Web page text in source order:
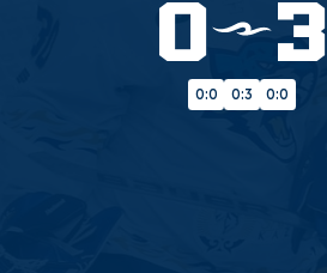
0 3
0:0 0:3 0:0